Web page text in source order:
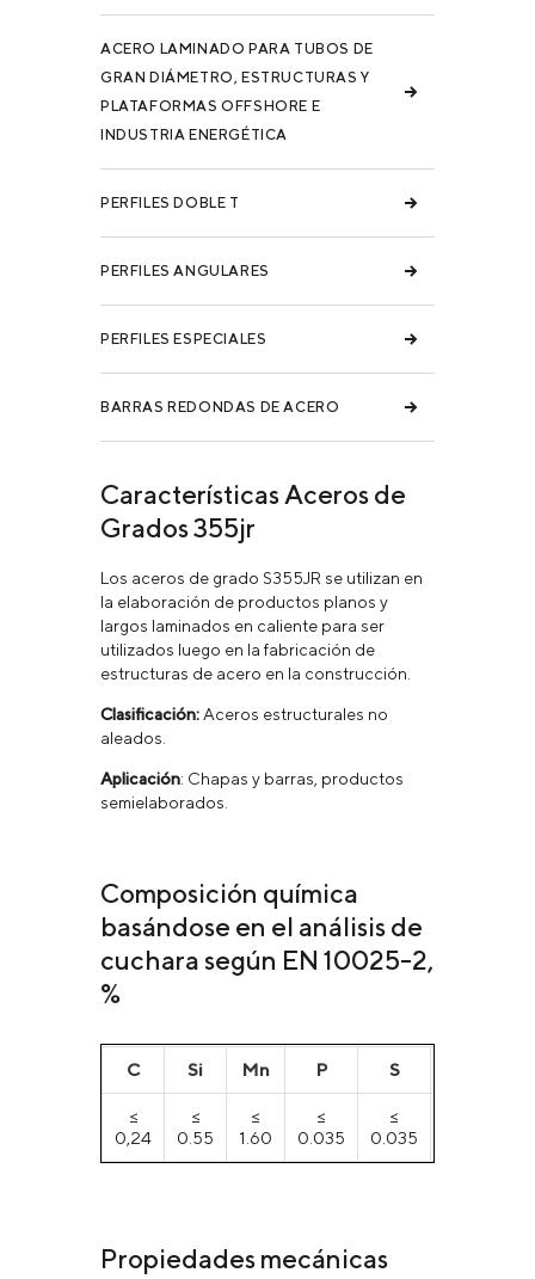
ACERO LAMINADO PARA TUBOS DE
GRAN DIÁMETRO, ESTRUCTURAS Y
PLATAFORMAS OFFSHORE E
INDUSTRIA ENERGÉTICA
PERFILES DOBLE T
PERFILES ANGULARES
PERFILES ESPECIALES
BARRAS REDONDAS DE ACERO
Características Aceros de
Grados 355jr
Los aceros de grado S355JR se utilizan en
la elaboración de productos planos y
largos laminados en caliente para ser
utilizados luego en la fabricación de
estructuras de acero en la construcción.
Clasificación: Aceros estructurales no
aleados.
Aplicación: Chapas y barras, productos
semielaborados.
Composición química
basándose en el análisis de
cuchara según EN 10025-2,
%
С Si Mn P S
≤
0,24
≤
0.55
≤
1.60
≤
0.035
≤
0.035
Propiedades mecánicas